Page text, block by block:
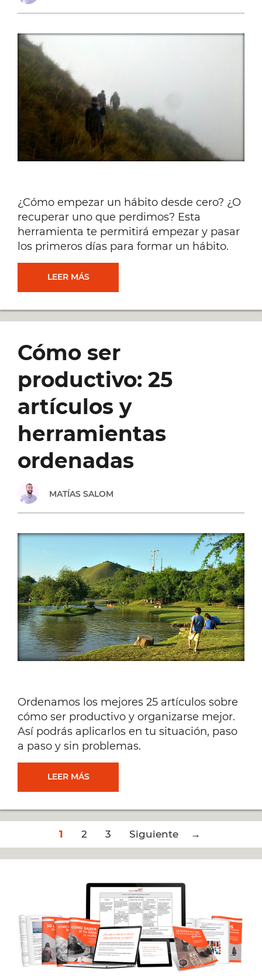
HOUSE
[SHOW
#86]
¿Cómo empezar un hábito desde cero? ¿O
recuperar uno que perdimos? Esta
herramienta te permitirá empezar y pasar
los primeros días para formar un hábito.
LEER MÁSCÓMO
HÁBITO
Cómo ser
productivo: 25
artículos y
herramientas
ordenadas
MATÍAS SALOM
Ordenamos los mejores 25 artículos sobre
cómo ser productivo y organizarse mejor.
Así podrás aplicarlos en tu situación, paso
a paso y sin problemas.
LEER MÁSCÓMO
PRODUCTIVO:
25
ARTÍCULOS
Y
HERRAMIENTAS
Post
navigation
1 2 3 Siguiente →